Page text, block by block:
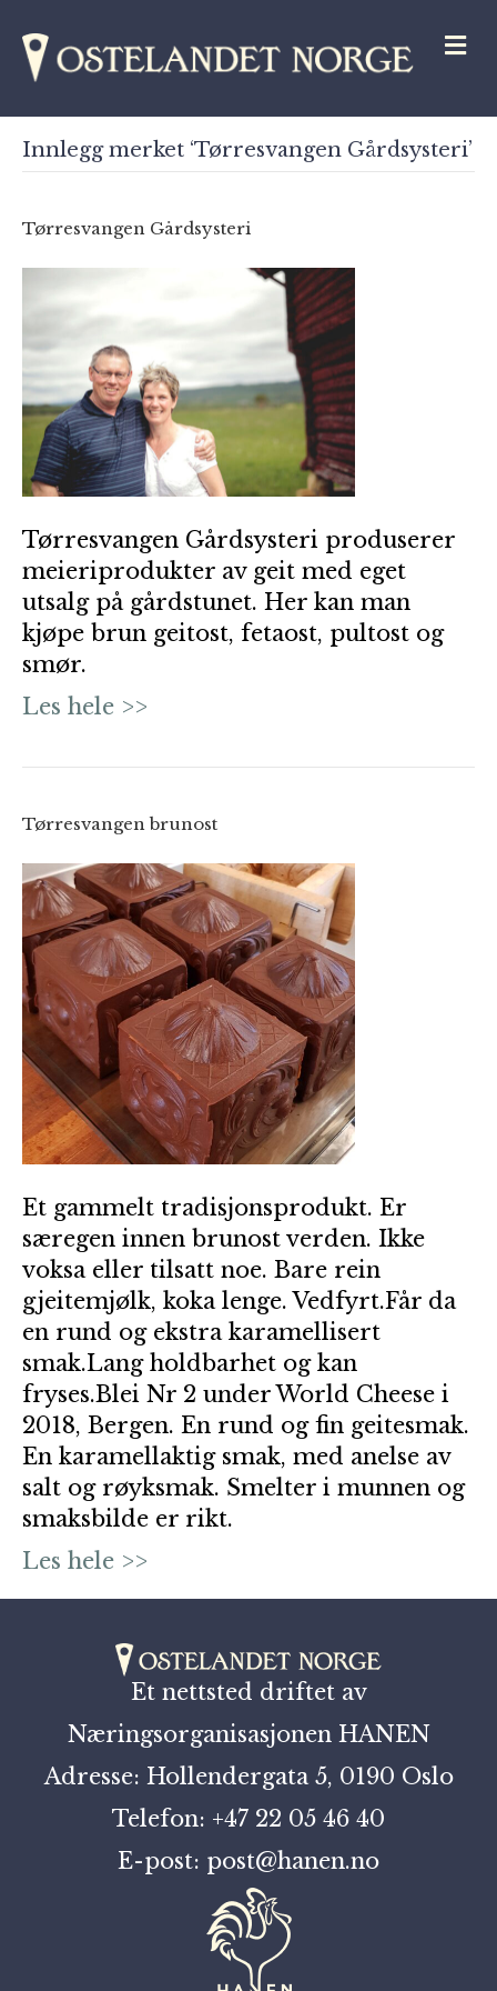
Innlegg merket ‘Tørresvangen Gårdsysteri’
Tørresvangen Gårdsysteri
Tørresvangen Gårdsysteri produserer
meieriprodukter av geit med eget
utsalg på gårdstunet. Her kan man
kjøpe brun geitost, fetaost, pultost og
smør.
Les hele >>
Tørresvangen brunost
Et gammelt tradisjonsprodukt. Er
særegen innen brunost verden. Ikke
voksa eller tilsatt noe. Bare rein
gjeitemjølk, koka lenge. Vedfyrt.Får da
en rund og ekstra karamellisert
smak.Lang holdbarhet og kan
fryses.Blei Nr 2 under World Cheese i
2018, Bergen. En rund og fin geitesmak.
En karamellaktig smak, med anelse av
salt og røyksmak. Smelter i munnen og
smaksbilde er rikt.
Les hele >>
Et nettsted driftet av
Næringsorganisasjonen HANEN
Adresse: Hollendergata 5, 0190 Oslo
Telefon: +47 22 05 46 40
E-post: post@hanen.no